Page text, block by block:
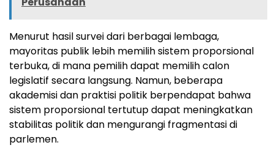
Menurut hasil survei dari berbagai lembaga,
mayoritas publik lebih memilih sistem proporsional
terbuka, di mana pemilih dapat memilih calon
legislatif secara langsung. Namun, beberapa
akademisi dan praktisi politik berpendapat bahwa
sistem proporsional tertutup dapat meningkatkan
stabilitas politik dan mengurangi fragmentasi di
parlemen.